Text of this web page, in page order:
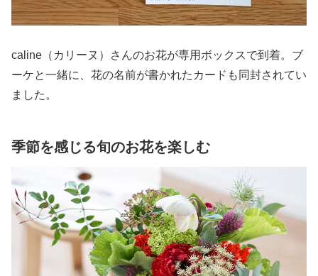
caline（カリーヌ）さんのお花が専用ボックスで到着。ブ
ーケと一緒に、花の名前が書かれたカードも同封されてい
ました。
季節を感じる旬のお花を楽しむ